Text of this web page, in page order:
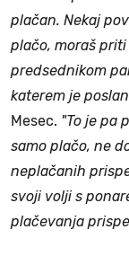
plačan. Nekaj
plačo, moraš
predsednikom
katerem je
Mesec. "To je pa
samo plačo, ne
neplačanih
svoji volji s
plačevanja